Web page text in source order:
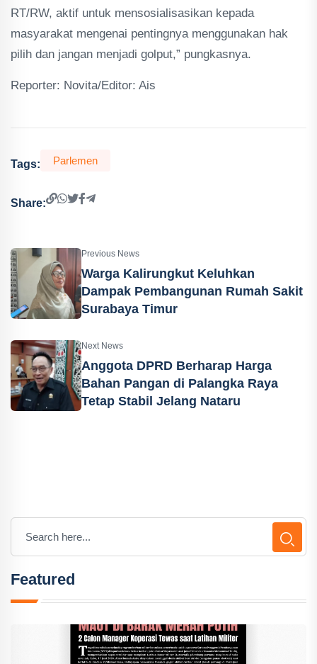
RT/RW, aktif untuk mensosialisasikan kepada
masyarakat mengenai pentingnya menggunakan hak
pilih dan jangan menjadi golput,” pungkasnya.
Reporter: Novita/Editor: Ais
Tags: Parlemen
Share:
Previous News
Warga Kalirungkut Keluhkan
Dampak Pembangunan Rumah Sakit
Surabaya Timur
Next News
Anggota DPRD Berharap Harga
Bahan Pangan di Palangka Raya
Tetap Stabil Jelang Nataru
Featured